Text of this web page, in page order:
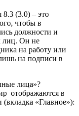
8.3 (3.0) – это
чтобы в
должности и
лиц. Он не
на работу или
на подписи в
лица»?
отображаются в
«Главное»):